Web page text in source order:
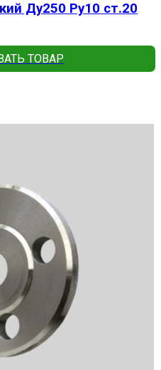
Ду250 Ру10 ст.20
ТОВАР